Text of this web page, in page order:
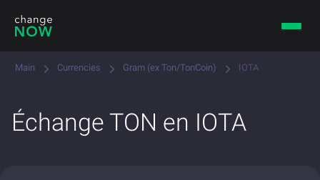
Main Currencies Gram (ex Ton/TonCoin) IOTA
Échange TON en IOTA